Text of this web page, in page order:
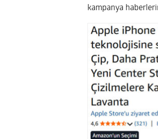
kampanya